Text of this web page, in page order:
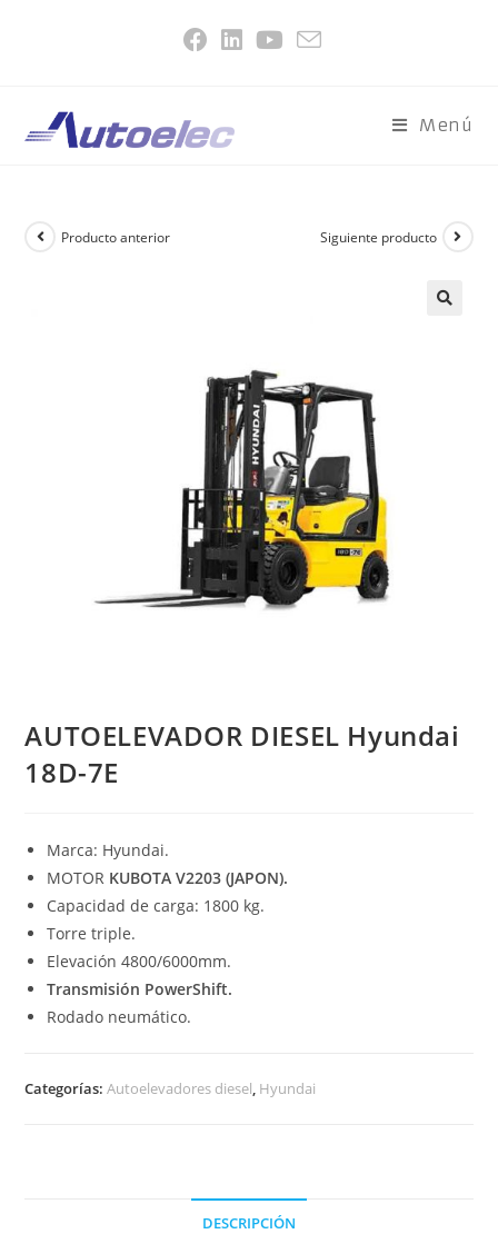
Menú
Producto anterior Siguiente producto
AUTOELEVADOR DIESEL Hyundai
18D-7E
Marca: Hyundai.
MOTOR KUBOTA V2203 (JAPON).
Capacidad de carga: 1800 kg.
Torre triple.
Elevación 4800/6000mm.
Transmisión PowerShift.
Rodado neumático.
Categorías:Autoelevadores diesel, Hyundai
DESCRIPCIÓN